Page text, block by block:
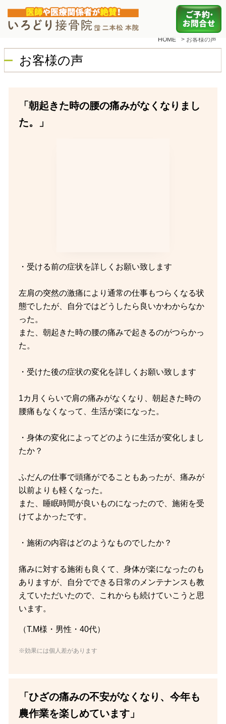
HOME > お客様の声
お客様の声
「朝起きた時の腰の痛みがなくなりまし
た。」
・受ける前の症状を詳しくお願い致します
左肩の突然の激痛により通常の仕事もつらくなる状
態でしたが、自分ではどうしたら良いかわからなか
った。
また、朝起きた時の腰の痛みで起きるのがつらかっ
た。
・受けた後の症状の変化を詳しくお願い致します
1カ月くらいで肩の痛みがなくなり、朝起きた時の
腰痛もなくなって、生活が楽になった。
・身体の変化によってどのように生活が変化しまし
たか？
ふだんの仕事で頭痛がでることもあったが、痛みが
以前よりも軽くなった。
また、睡眠時間が良いものになったので、施術を受
けてよかったです。
・施術の内容はどのようなものでしたか？
痛みに対する施術も良くて、身体が楽になったのも
ありますが、自分でできる日常のメンテナンスも教
えていただいたので、これからも続けていこうと思
います。
（T.M様・男性・40代）
※効果には個人差があります
「ひざの痛みの不安がなくなり、今年も
農作業を楽しめています」